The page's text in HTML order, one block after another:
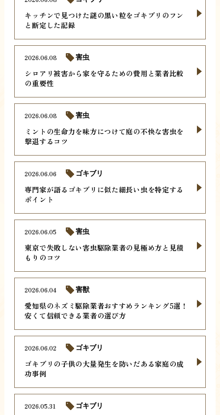
キッチンで見つけた謎の黒い粒をゴキブリのフン
と断定した記録
シロアリ被害から家を守るための費用と業者比較
の重要性
2026.06.08 害虫
ミントの生命力を味方につけて庭の不快な害虫を
撃退するコツ
2026.06.08 害虫
専門家が語るゴキブリに似た細長い虫を特定する
ポイント
2026.06.06 ゴキブリ
東京で失敗しない害虫駆除業者の見極め方と見積
もりのコツ
2026.06.05 害虫
愛知県のネズミ駆除業者おすすめランキング5選！
安くて信頼できる業者の選び方
2026.06.04 害獣
ゴキブリの子供の大量発生を防いだある家庭の成
功事例
2026.06.02 ゴキブリ
2026.05.31 ゴキブリ